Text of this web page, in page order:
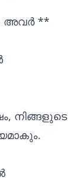
അവർ **
നിങ്ങളുടെ